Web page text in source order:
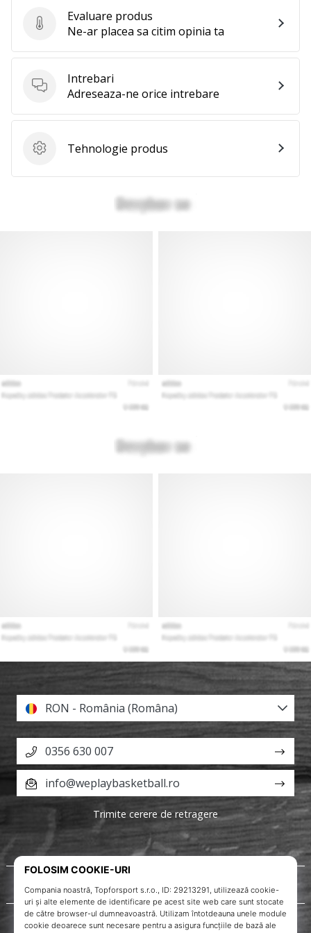
Evaluare produs
Evaluare produs
Ne-ar placea sa citim opinia ta
Intrebari
Intrebari
Adreseaza-ne orice intrebare
Tehnologie produs
Tehnologie produs
Despre noi
Servicii clienți
RON - România (Româna)
0356 630 007
info@weplaybasketball.ro
Trimite cerere de retragere